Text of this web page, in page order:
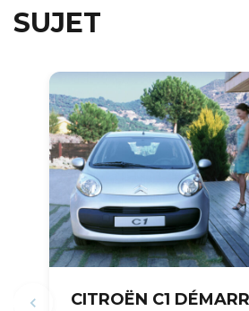
SUJET
CITROËN C1